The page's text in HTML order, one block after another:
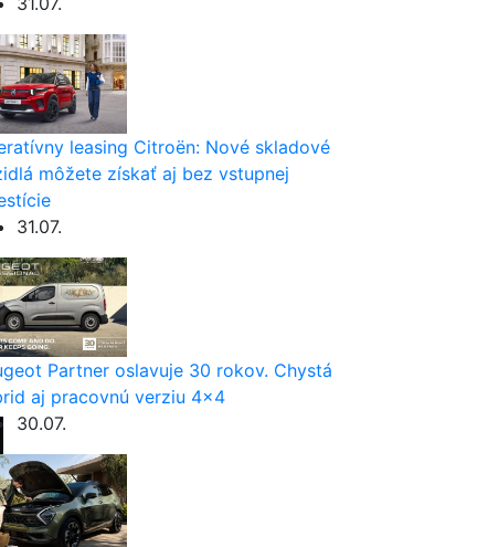
leasing Citroën: Nové skladové
môžete získať aj bez vstupnej
31.07.
Partner oslavuje 30 rokov. Chystá
aj pracovnú verziu 4×4
30.07.